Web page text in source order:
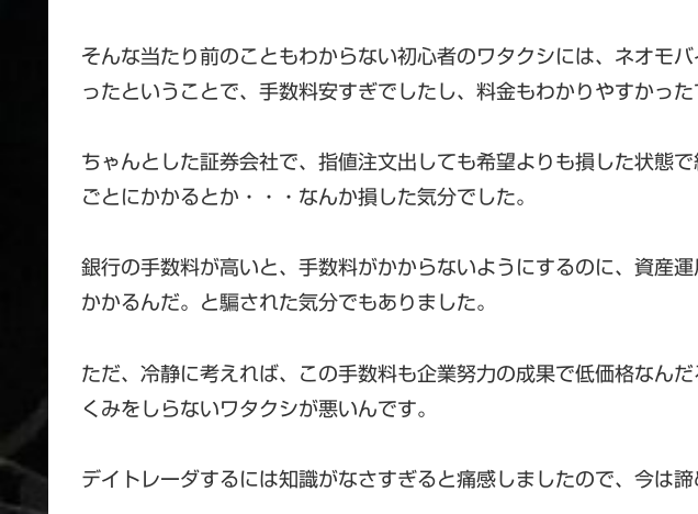
そんな当たり前のこともわからない初心者のワタクシには、ネオモ
ったということで、手数料安すぎでしたし、料金もわかりやすかった
ちゃんとした証券会社で、指値注文出しても希望よりも損した状態で
ごとにかかるとか・・・なんか損した気分でした。
銀行の手数料が高いと、手数料がかからないようにするのに、資産
かかるんだ。と騙された気分でもありました。
ただ、冷静に考えれば、この手数料も企業努力の成果で低価格なん
くみをしらないワタクシが悪いんです。
デイトレーダするには知識がなさすぎると痛感しましたので、今は諦